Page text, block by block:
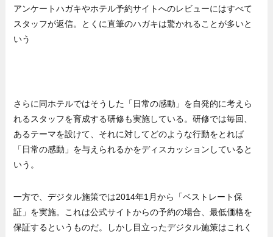
アンケートハガキやホテル予約サイトへのレビューにはすべて
スタッフが返信。とくに直筆のハガキは驚かれることが多いと
いう
さらに同ホテルではそうした「日常の感動」を自発的に考えら
れるスタッフを育成する研修も実施している。研修では毎回、
あるテーマを設けて、それに対してどのような行動をとれば
「日常の感動」を与えられるかをディスカッションしていると
いう。
一方で、デジタル施策では2014年1月から「ベストレート保
証」を実施。これは公式サイトからの予約の場合、最低価格を
保証するというものだ。しかし目立ったデジタル施策はこれく